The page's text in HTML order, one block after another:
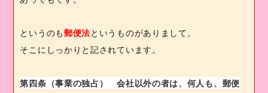
というのも郵便法というものがありまして。
そこにしっかりと記されています。
第四条（事業の独占）会社以外の者は、何人も、郵便